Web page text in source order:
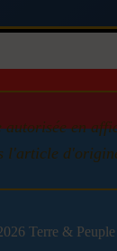
en
l'article
Terre & Peuple